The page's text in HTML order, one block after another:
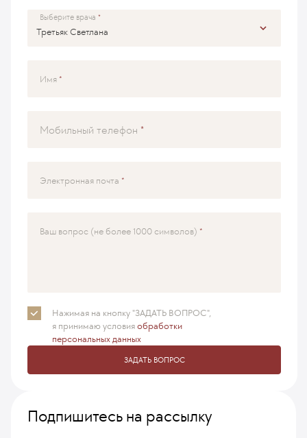
Выберите врача
Имя
Мобильный телефон
Электронная почта
Ваш вопрос (не более 1000 символов)
Нажимая на кнопку "ЗАДАТЬ ВОПРОС",
я принимаюусловияобработки
персональных данных
ЗАДАТЬ ВОПРОС
Подпишитесь на рассылку